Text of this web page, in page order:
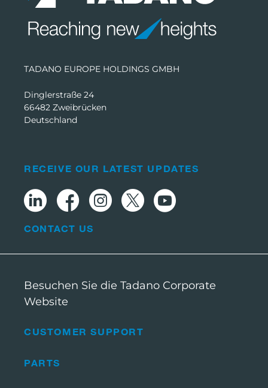
TADANO EUROPE HOLDINGS GMBH
Dinglerstraße 24
66482 Zweibrücken
Deutschland
CUSTOMER SUPPORT
PARTS
RECEIVE OUR LATEST UPDATES
CONTACT US
Besuchen Sie die Tadano Corporate
Website